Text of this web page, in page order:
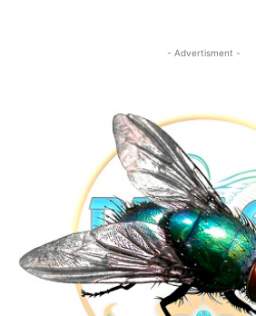
- Advertisment -